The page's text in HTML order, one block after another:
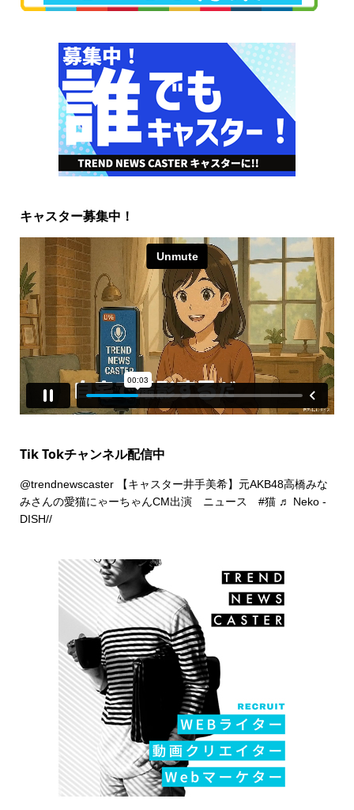
キャスター募集中！
Tik Tokチャンネル配信中
@trendnewscaster【キャスター井手美希】元AKB48高橋みな
みさんの愛猫にゃーちゃんCM出演 ニュース #猫 ♬ Neko -
DISH//